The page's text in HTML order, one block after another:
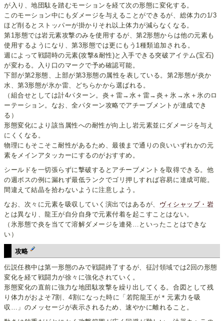
が入り、地団駄を踏むモーションを経て次の形態に変化する。
このモーション中にもダメージを与えることができるが、総体力の1/3
ほど削るとストッパーが掛かりそれ以上体力が減らなくなる。
第1形態では岩元素攻撃のみを使用するが、第2形態からは他の元素も
使用するようになり、第3形態では更にもう1種類追加される。
週によって戦闘時の元素(攻撃&耐性)と入手できる突破アイテム(宝石)
が変わる。入り口のマークで予め確認可能。
下部が第2形態、上部が第3形態の属性を表している。第2形態が炎か
水、第3形態が氷か雷、どちらかから選ばれる。
（組合せとしては計4パターン。炎＋雷→水＋雷→炎＋氷→水＋氷のロ
ーテーション。なお、全パターン攻略でアチーブメントが達成でき
る）
形態変化により該当属性への耐性が向上し岩元素並にダメージを与え
にくくなる。
物理にもそこそこ耐性があるため、最後まで通りの良いいずれかの元
素をメインアタッカーにするのがおすすめ。
シールドを一切張らずに撃破するとアチーブメントを取得できる。他
の週ボスの例に漏れず最低ランクでゴリ押しすれば容易に達成可能。
間違えて結晶を拾わないように注意しよう。
なお、次々に元素を吸収していく演出ではあるが、 ヴィシャップ・岩
とは異なり、龍王が自分自身で元素付着を起こすことはない。
（氷形態で炎を当てて溶解ダメージを連発…といったことはできな
い）
攻略
伝説任務中は第一形態のみで戦闘終了するが、征討領域では2回の形態
変化を経て戦闘力が徐々に強化されていく。
形態変化の直前に強力な地団駄攻撃を繰り出してくる。合図として残
り体力がおよそ7割、4割になった時に「若陀龍王が＊元素力を吸
収…」のメッセージが表示されるため、速やかに離れること。